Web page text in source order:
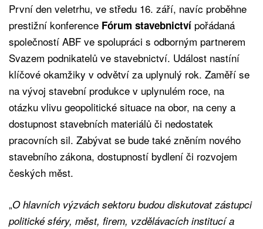
První den veletrhu, ve středu 16. září, navíc proběhne
prestižní konference Fórum stavebnictví pořádaná
společností ABF ve spolupráci s odborným partnerem
Svazem podnikatelů ve stavebnictví. Událost nastíní
klíčové okamžiky v odvětví za uplynulý rok. Zaměří se
na vývoj stavební produkce v uplynulém roce, na
otázku vlivu geopolitické situace na obor, na ceny a
dostupnost stavebních materiálů či nedostatek
pracovních sil. Zabývat se bude také zněním nového
stavebního zákona, dostupností bydlení či rozvojem
českých měst.
„O hlavních výzvách sektoru budou diskutovat zástupci
politické sféry, měst, firem, vzdělávacích institucí a